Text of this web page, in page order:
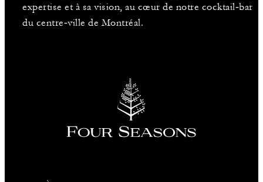
expertise et à sa vision, au cœur de notre cocktail‑bar
du centre‑ville de Montréal.